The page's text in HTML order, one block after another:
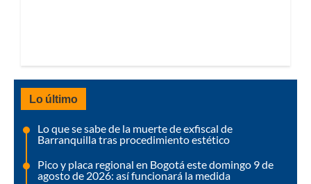
Lo último
Lo que se sabe de la muerte de exfiscal de
Barranquilla tras procedimiento estético
Pico y placa regional en Bogotá este domingo 9 de
agosto de 2026: así funcionará la medida